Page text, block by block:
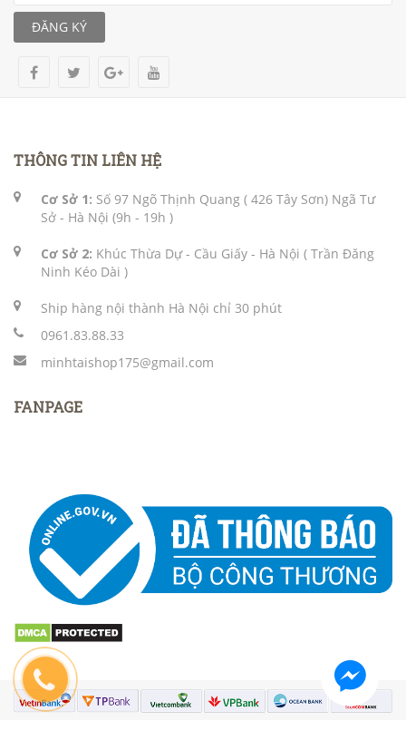
ĐĂNG KÝ
THÔNG TIN LIÊN HỆ
Cơ Sở 1: Số 97 Ngõ Thịnh Quang ( 426 Tây Sơn) Ngã Tư
Sở - Hà Nội (9h - 19h )
Cơ Sở 2: Khúc Thừa Dự - Cầu Giấy - Hà Nội ( Trần Đăng
Ninh Kéo Dài )
Ship hàng nội thành Hà Nội chỉ 30 phút
0961.83.88.33
minhtaishop175@gmail.com
FANPAGE